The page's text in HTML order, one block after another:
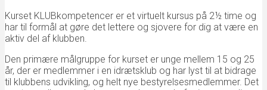
Kurset KLUBkompetencer er et virtuelt kursus på 2½ time og
har til formål at gøre det lettere og sjovere for dig at være en
aktiv del af klubben.
Den primære målgruppe for kurset er unge mellem 15 og 25
år, der er medlemmer i en idrætsklub og har lyst til at bidrage
til klubbens udvikling, og helt nye bestyrelsesmedlemmer. Det